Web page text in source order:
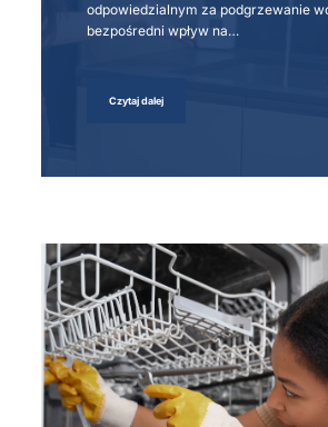
odpowiedzialnym za podgrzewanie
bezpośredni wpływ na…
Czytaj dalej